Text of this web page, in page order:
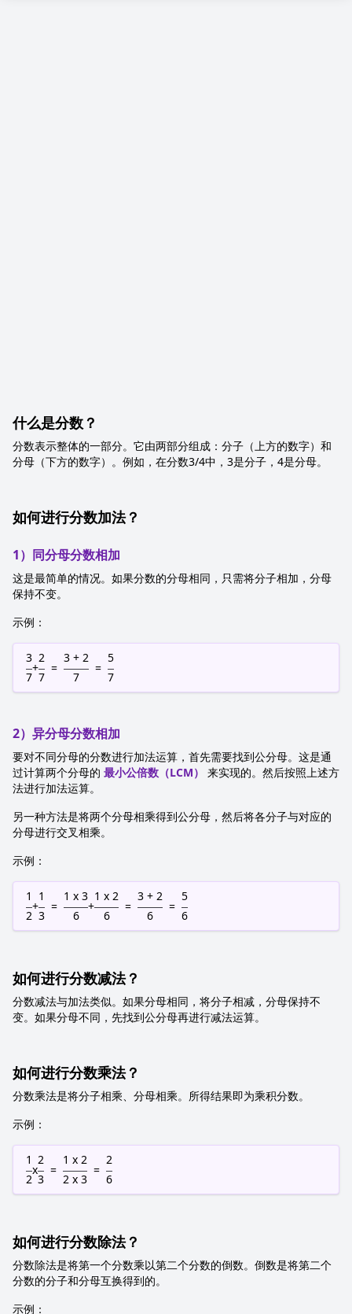
什么是分数？
分数表示整体的一部分。它由两部分组成：分子（上方的数字）和
分母（下方的数字）。例如，在分数3/4中，3是分子，4是分母。
如何进行分数加法？
1）同分母分数相加
这是最简单的情况。如果分数的分母相同，只需将分子相加，分母
保持不变。
示例：
3
7
+
2
7
=
3 + 2
7
=
5
7
2）异分母分数相加
要对不同分母的分数进行加法运算，首先需要找到公分母。这是通
过计算两个分母的 最小公倍数（LCM）
来实现的。然后按照上述方
法进行加法运算。
另一种方法是将两个分母相乘得到公分母，然后将各分子与对应的
分母进行交叉相乘。
示例：
1
2
+
1
3
=
1 x 3
6
+
1 x 2
6
=
3 + 2
6
=
5
6
如何进行分数减法？
分数减法与加法类似。如果分母相同，将分子相减，分母保持不
变。如果分母不同，先找到公分母再进行减法运算。
如何进行分数乘法？
分数乘法是将分子相乘、分母相乘。所得结果即为乘积分数。
示例：
1
2
x
2
3
=
1 x 2
2 x 3
=
2
6
如何进行分数除法？
分数除法是将第一个分数乘以第二个分数的倒数。倒数是将第二个
分数的分子和分母互换得到的。
示例：